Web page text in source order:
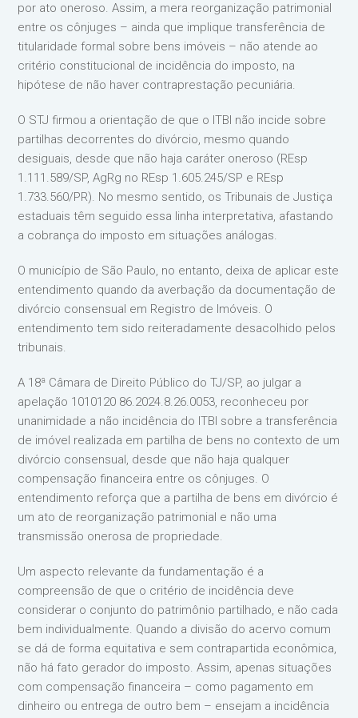
por ato oneroso. Assim, a mera reorganização patrimonial
entre os cônjuges – ainda que implique transferência de
titularidade formal sobre bens imóveis – não atende ao
critério constitucional de incidência do imposto, na
hipótese de não haver contraprestação pecuniária.
O STJ firmou a orientação de que o ITBI não incide sobre
partilhas decorrentes do divórcio, mesmo quando
desiguais, desde que não haja caráter oneroso (REsp
1.111.589/SP, AgRg no REsp 1.605.245/SP e REsp
1.733.560/PR). No mesmo sentido, os Tribunais de Justiça
estaduais têm seguido essa linha interpretativa, afastando
a cobrança do imposto em situações análogas.
O município de São Paulo, no entanto, deixa de aplicar este
entendimento quando da averbação da documentação de
divórcio consensual em Registro de Imóveis. O
entendimento tem sido reiteradamente desacolhido pelos
tribunais.
A 18ª Câmara de Direito Público do TJ/SP, ao julgar a
apelação 1010120 86.2024.8.26.0053, reconheceu por
unanimidade a não incidência do ITBI sobre a transferência
de imóvel realizada em partilha de bens no contexto de um
divórcio consensual, desde que não haja qualquer
compensação financeira entre os cônjuges. O
entendimento reforça que a partilha de bens em divórcio é
um ato de reorganização patrimonial e não uma
transmissão onerosa de propriedade.
Um aspecto relevante da fundamentação é a
compreensão de que o critério de incidência deve
considerar o conjunto do patrimônio partilhado, e não cada
bem individualmente. Quando a divisão do acervo comum
se dá de forma equitativa e sem contrapartida econômica,
não há fato gerador do imposto. Assim, apenas situações
com compensação financeira – como pagamento em
dinheiro ou entrega de outro bem – ensejam a incidência